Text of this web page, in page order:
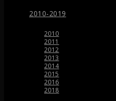
2010-2019
2010
2011
2012
2013
2014
2015
2016
2018